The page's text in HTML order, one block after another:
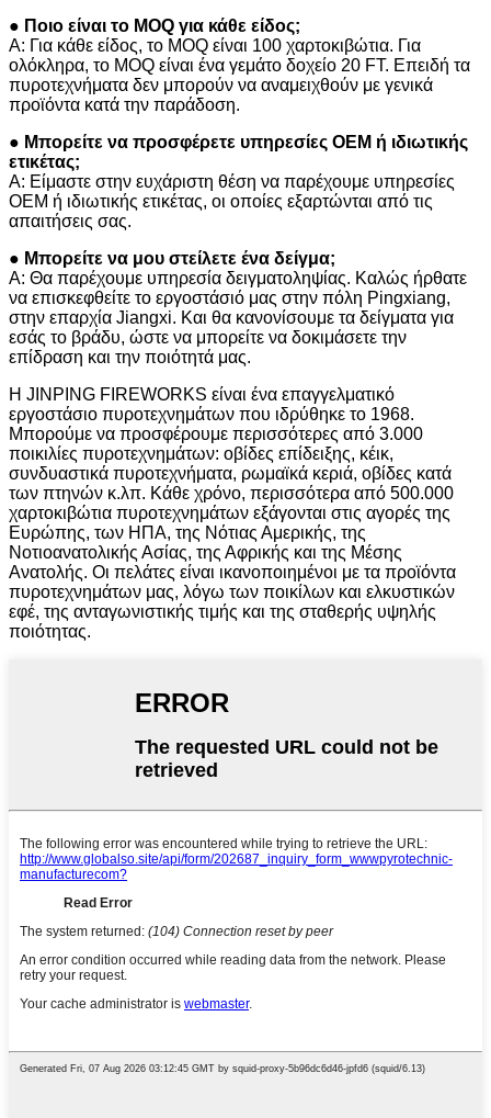
● Ποιο είναι το MOQ για κάθε είδος;
Α: Για κάθε είδος, το MOQ είναι 100 χαρτοκιβώτια. Για
ολόκληρα, το MOQ είναι ένα γεμάτο δοχείο 20 FT. Επειδή τα
πυροτεχνήματα δεν μπορούν να αναμειχθούν με γενικά
προϊόντα κατά την παράδοση.
● Μπορείτε να προσφέρετε υπηρεσίες OEM ή ιδιωτικής
ετικέτας;
Α: Είμαστε στην ευχάριστη θέση να παρέχουμε υπηρεσίες
OEM ή ιδιωτικής ετικέτας, οι οποίες εξαρτώνται από τις
απαιτήσεις σας.
● Μπορείτε να μου στείλετε ένα δείγμα;
Α: Θα παρέχουμε υπηρεσία δειγματοληψίας. Καλώς ήρθατε
να επισκεφθείτε το εργοστάσιό μας στην πόλη Pingxiang,
στην επαρχία Jiangxi. Και θα κανονίσουμε τα δείγματα για
εσάς το βράδυ, ώστε να μπορείτε να δοκιμάσετε την
επίδραση και την ποιότητά μας.
Η JINPING FIREWORKS είναι ένα επαγγελματικό
εργοστάσιο πυροτεχνημάτων που ιδρύθηκε το 1968.
Μπορούμε να προσφέρουμε περισσότερες από 3.000
ποικιλίες πυροτεχνημάτων: οβίδες επίδειξης, κέικ,
συνδυαστικά πυροτεχνήματα, ρωμαϊκά κεριά, οβίδες κατά
των πτηνών κ.λπ. Κάθε χρόνο, περισσότερα από 500.000
χαρτοκιβώτια πυροτεχνημάτων εξάγονται στις αγορές της
Ευρώπης, των ΗΠΑ, της Νότιας Αμερικής, της
Νοτιοανατολικής Ασίας, της Αφρικής και της Μέσης
Ανατολής. Οι πελάτες είναι ικανοποιημένοι με τα προϊόντα
πυροτεχνημάτων μας, λόγω των ποικίλων και ελκυστικών
εφέ, της ανταγωνιστικής τιμής και της σταθερής υψηλής
ποιότητας.